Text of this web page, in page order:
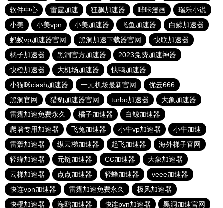
软件中心
雷霆加速 狂飙加速器 哔咔漫画
瑞乐小说
小美
小美vpn 小美加速器 飞鱼加速器
白鲸加速器
蚂蚁vp加速器官网
黑洞加速下载器官网
快联加速器
橘子加速器
黑洞官方加速器
2023免费加速神器
快橙加速器
大机场加速器
快鸭加速器
小猫咪ciash加速器
一元机场最新官网
优云666
黑洞官网
猎豹加速器官网 turbo加速器
大象加速器
雷霆加速免费永久
橘子加速器
白鲸加速器
爬墙专用加速器
飞兔加速器 小牛vp加速器
小牛加速
雷轰加速器
纵云梯加速器 起飞加速器
海外梯子官网
轻蜂加速器
元链加速器 CC加速器
大象加速器
云梯加速器
点点加速器 轻蜂加速器
veee加速器
快连vρn加速器
雷霆加速免费永久
极风加速器
快橙加速器
海鸥加速器 快连pvn加速器 黑洞加速官网